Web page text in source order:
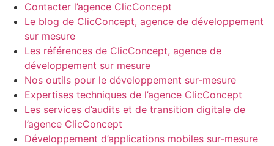
Contacter l’agence ClicConcept
Le blog de ClicConcept, agence de développement
sur mesure
Les références de ClicConcept, agence de
développement sur mesure
Nos outils pour le développement sur-mesure
Expertises techniques de l’agence ClicConcept
Les services d’audits et de transition digitale de
l’agence ClicConcept
Développement d’applications mobiles sur-mesure